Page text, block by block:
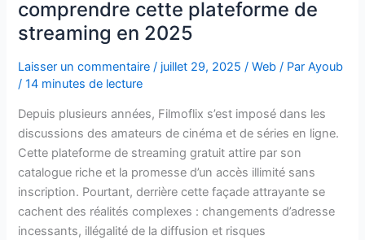
comprendre cette plateforme de
streaming en 2025
Laisser un commentaire / juillet 29, 2025/Web / ParAyoub
/14 minutes de lecture
Depuis plusieurs années, Filmoflix s’est imposé dans les
discussions des amateurs de cinéma et de séries en ligne.
Cette plateforme de streaming gratuit attire par son
catalogue riche et la promesse d’un accès illimité sans
inscription. Pourtant, derrière cette façade attrayante se
cachent des réalités complexes : changements d’adresse
incessants, illégalité de la diffusion et risques